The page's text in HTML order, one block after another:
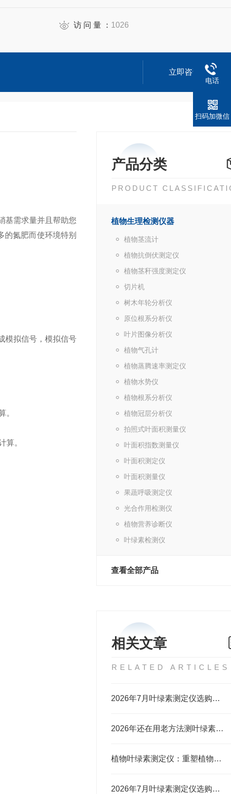
访 问 量 ： 1026
立即咨询
产品分类
PRODUCT
植物生理检测仪器
植物茎流计
植物抗倒伏测定仪
植物茎秆强度测定仪
切片机
树木年轮分析仪
原位根系分析仪
叶片图像分析仪
植物气孔计
植物蒸腾速率测定仪
植物水势仪
植物根系分析仪
植物冠层分析仪
拍照式叶面积测量仪
叶面积指数测量仪
叶面积测定仪
叶面积测量仪
果蔬呼吸测定仪
光合作用检测仪
植物营养诊断仪
叶绿素检测仪
查看全部产品
相关文章
RELATED ARTICLES
2026年7月叶绿素测定仪选购攻略 适配高校植物生理科研场景
2026年还在用老方法测叶绿素？叶绿素测定仪升级换代正当时
植物叶绿素测定仪：重塑植物监测的硬核优势解析
2026年7月叶绿素测定仪选购攻略（适配科研农业场景）
基需求量并且帮助您
的氮肥而使环境特别
模拟信号，模拟信号
。
算。
电话
扫码加微信